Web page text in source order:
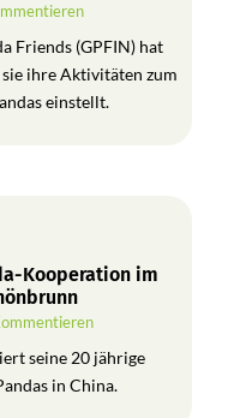
Friends (GPFIN) hat
ihre Aktivitäten zum
einstellt.
Kooperation im
seine 20 jährige
in China.